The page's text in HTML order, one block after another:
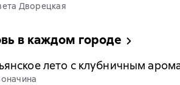
Дворецкая
в каждом городе
лето с клубничным